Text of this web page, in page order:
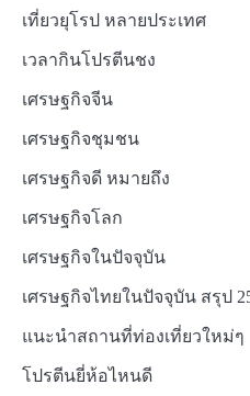
เที่ยวยุโรป หลายประเทศ
เวลากินโปรตีนชง
เศรษฐกิจจีน
เศรษฐกิจชุมชน
เศรษฐกิจดี หมายถึง
เศรษฐกิจโลก
เศรษฐกิจในปัจจุบัน
เศรษฐกิจไทยในปัจจุบัน สรุป
แนะนำสถานที่ท่องเที่ยวใหม่ๆ
โปรตีนยี่ห้อไหนดี